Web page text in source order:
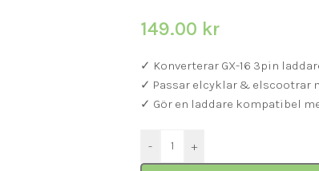
149.00 kr
✓ Konverterar GX-16 3pin
✓ Passar elcyklar & elscootrar
✓ Gör en laddare kompatibel
- +